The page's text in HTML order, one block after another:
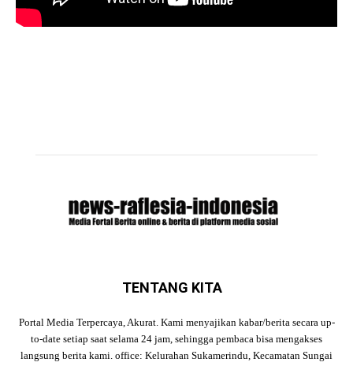
TENTANG KITA
Portal Media Terpercaya, Akurat. Kami menyajikan kabar/berita secara up-
to-date setiap saat selama 24 jam, sehingga pembaca bisa mengakses
langsung berita kami. office: Kelurahan Sukamerindu, Kecamatan Sungai